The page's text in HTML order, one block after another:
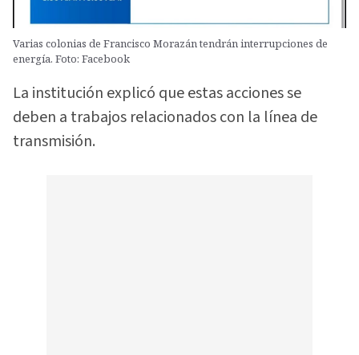
Varias colonias de Francisco Morazán tendrán interrupciones de
energía. Foto: Facebook
La institución explicó que estas acciones se
deben a trabajos relacionados con la línea de
transmisión.